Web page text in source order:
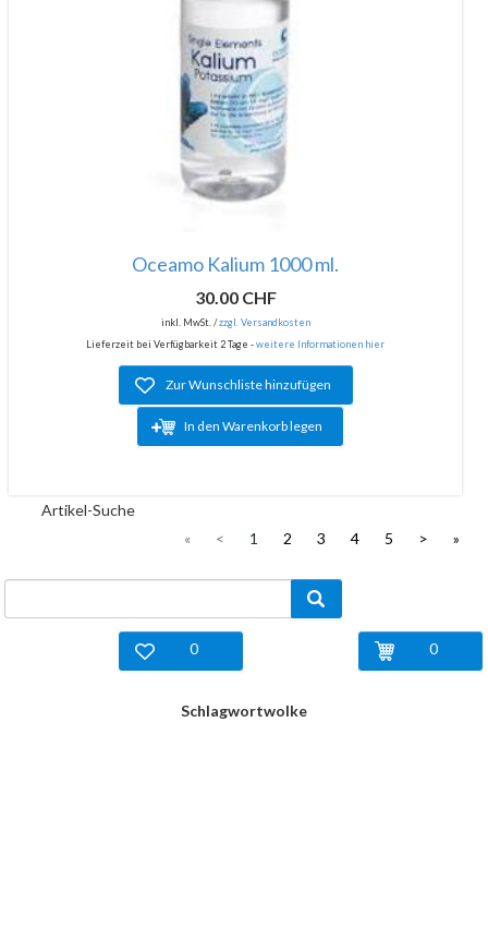
Oceamo Kalium 1000 ml.
30.00 CHF
inkl. MwSt. /zzgl. Versandkosten
Lieferzeit bei Verfügbarkeit 2 Tage -weitere Informationen hier
Zur Wunschliste hinzufügen
In den Warenkorb legen
« < 1 2 3 4 5 > »
Artikel-Suche
0
0
Schlagwortwolke